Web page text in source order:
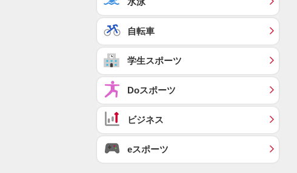
自転車
学生スポーツ
Doスポーツ
ビジネス
eスポーツ